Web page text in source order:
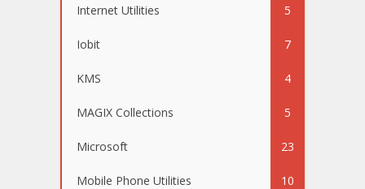
Internet Utilities 5
Iobit 7
KMS 4
MAGIX Collections 5
Microsoft 23
Mobile Phone Utilities 10